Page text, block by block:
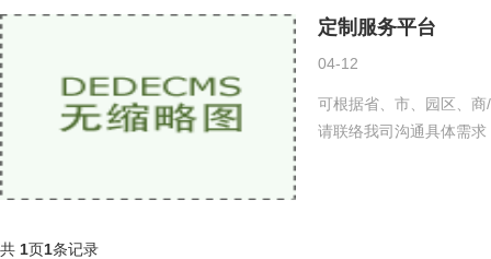
定制服务平台
04-12
可根据省、市、园区、
请联络我司沟通具体需
共 1页1条记录